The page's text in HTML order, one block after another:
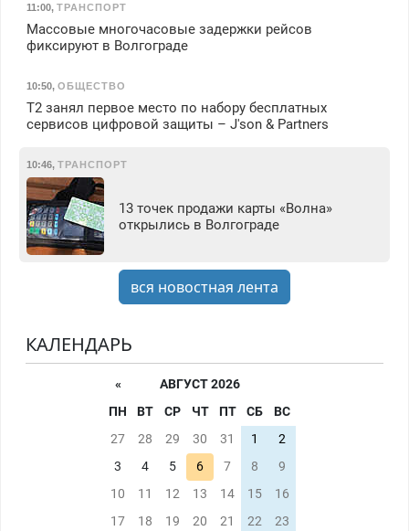
11:00, ТРАНСПОРТ
Массовые многочасовые задержки рейсов
фиксируют в Волгограде
10:50, ОБЩЕСТВО
Т2 занял первое место по набору бесплатных
сервисов цифровой защиты – J'son & Partners
10:46, ТРАНСПОРТ
13 точек продажи карты «Волна»
открылись в Волгограде
вся новостная лента
КАЛЕНДАРЬ
«
АВГУСТ 2026
ПН
ВТ СР ЧТ ПТ СБ
ВС
27
28 29 30 31 1
2
3
4 5 6 7 8
9
10
11 12 13 14 15
16
17
18 19 20 21 22 23